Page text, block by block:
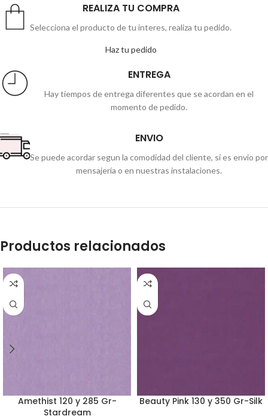
REALIZA TU COMPRA
Selecciona el producto de tu interes, realiza tu pedido.
Haz tu pedido
ENTREGA
Hay tiempos de entrega diferentes que se acordan en el
momento de pedido.
ENVIO
Se puede acordar segun la comodidad del cliente, si es envio por
mensajería o en nuestras instalaciones.
Productos relacionados
Amethist 120 y 285 Gr-
Stardream
Beauty Pink 130 y 350 Gr-Silk